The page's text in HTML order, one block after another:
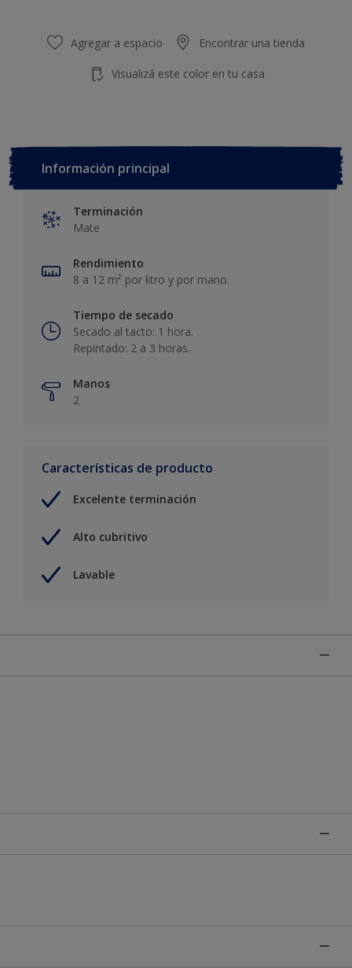
Agregar a espacio Encontrar una tienda
Visualizá este color en tu casa
Información principal
Terminación
Mate
Rendimiento
8 a 12 m² por litro y por mano.
Tiempo de secado
Secado al tacto: 1 hora.
Repintado: 2 a 3 horas.
Manos
2
Características de producto
Excelente terminación
Alto cubritivo
Lavable